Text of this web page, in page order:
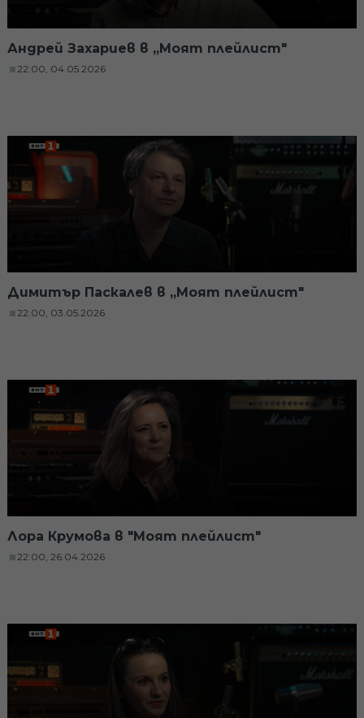
Андрей Захариев в „Моят плейлист"
22:00, 04.05.2026
Димитър Паскалев в „Моят плейлист"
22:00, 03.05.2026
Лора Крумова в "Моят плейлист"
22:00, 26.04.2026